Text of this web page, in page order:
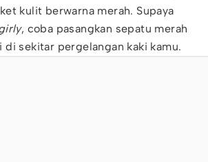
kulit berwarna merah. Supaya
, coba pasangkan sepatu merah
di sekitar pergelangan kaki kamu.